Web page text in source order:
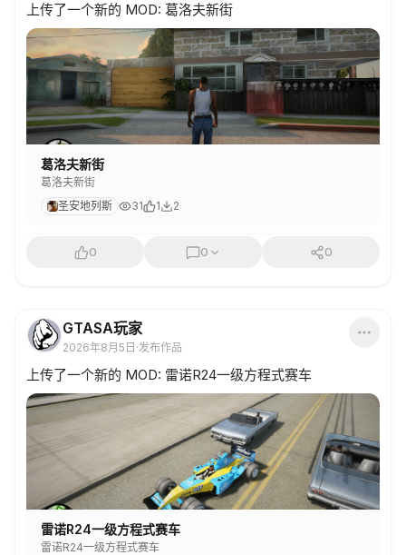
上传了一个新的 MOD: 葛洛夫新街
葛洛夫新街
葛洛夫新街
圣安地列斯
31 1 2
0 0 0
GTASA玩家
2026年8月5日 ·发布作品
上传了一个新的 MOD: 雷诺R24一级方程式赛车
雷诺R24一级方程式赛车
雷诺R24一级方程式赛车